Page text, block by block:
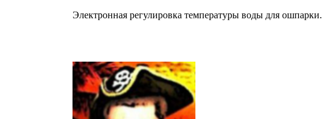
Электронная регулировка температуры воды для ошпарки.